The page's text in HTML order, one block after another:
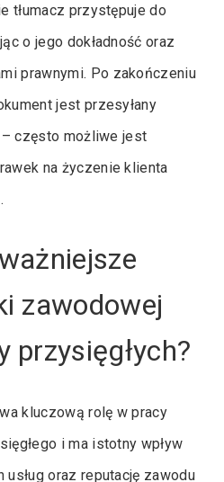
tłumacz przystępuje do
o jego dokładność oraz
prawnymi. Po zakończeniu
jest przesyłany
często możliwe jest
na życzenie klienta
zawodowej
przysięgłych?
kluczową rolę w pracy
i ma istotny wpływ
usług oraz reputację zawodu